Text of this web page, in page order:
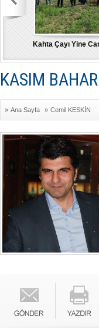
Kahta Çayı Yine
KASIM
» Ana Sayfa » Cemil KESKİN